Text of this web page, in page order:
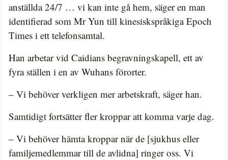
anställda 24/7 … vi kan inte gå hem, säger en man
identifierad som Mr Yun till kinesiskspråkiga Epoch
Times i ett telefonsamtal.
Han arbetar vid Caidians begravningskapell, ett av
fyra ställen i en av Wuhans förorter.
– Vi behöver verkligen mer arbetskraft, säger han.
Samtidigt fortsätter fler kroppar att komma varje dag.
– Vi behöver hämta kroppar när de [sjukhus eller
familjemedlemmar till de avlidna] ringer oss. Vi